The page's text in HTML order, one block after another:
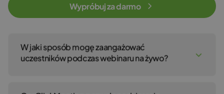
Wypróbuj za darmo
W jaki sposób mogę zaangażować
uczestników podczas webinaru na żywo?